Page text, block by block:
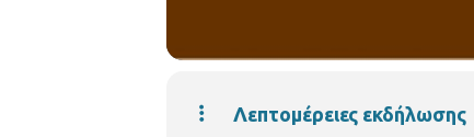
Λεπτομέρειες εκδήλωσης